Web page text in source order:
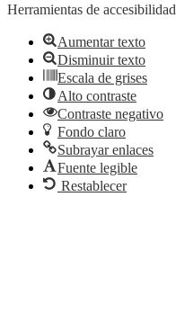
Herramientas de accesibilidad
Aumentar texto
Disminuir texto
Escala de grises
Alto contraste
Contraste negativo
Fondo claro
Subrayar enlaces
Fuente legible
Restablecer